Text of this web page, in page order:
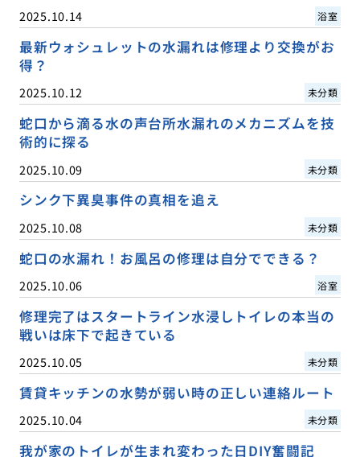
2025.10.14 浴室
最新ウォシュレットの水漏れは修理より交換がお
得？
2025.10.12 未分類
蛇口から滴る水の声台所水漏れのメカニズムを技
術的に探る
2025.10.09 未分類
シンク下異臭事件の真相を追え
2025.10.08 未分類
蛇口の水漏れ！お風呂の修理は自分でできる？
2025.10.06 浴室
修理完了はスタートライン水浸しトイレの本当の
戦いは床下で起きている
2025.10.05 未分類
賃貸キッチンの水勢が弱い時の正しい連絡ルート
2025.10.04 未分類
我が家のトイレが生まれ変わった日DIY奮闘記